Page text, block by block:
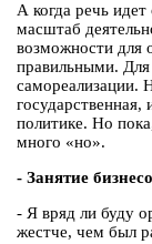
А когда речь
масштаб
возможности для
правильными.
самореализации.
политике. Но
много «но».
- Занятие
- Я вряд ли буду
жестче, чем был